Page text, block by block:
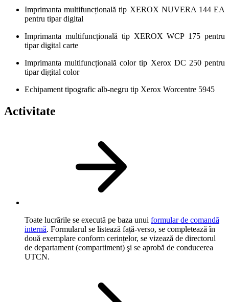
Imprimanta multifuncțională tip XEROX NUVERA 144 EA
pentru tipar digital
Imprimanta multifuncțională tip XEROX WCP 175 pentru
tipar digital carte
Imprimanta multifuncțională color tip Xerox DC 250 pentru
tipar digital color
Echipament tipografic alb-negru tip Xerox Worcentre 5945
Activitate
Toate lucrările se execută pe baza unui formular de comandă
internă. Formularul se listează față-verso, se completează în
două exemplare conform cerințelor, se vizează de directorul
de departament (compartiment) şi se aprobă de conducerea
UTCN.